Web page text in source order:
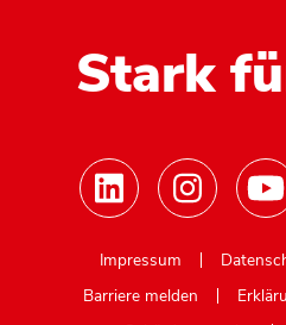
Stark
Impressum
Barriere melden